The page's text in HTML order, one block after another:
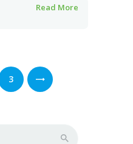
Read More
PAGE
3